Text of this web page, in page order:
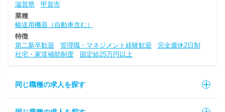
滋賀県
甲賀市
業種
輸送用機器（自動車含む）
特徴
第二新卒歓迎
管理職・マネジメント経験歓迎
完全週休2日制
社宅・家賃補助制度
固定給25万円以上
同じ職種の求人を探す